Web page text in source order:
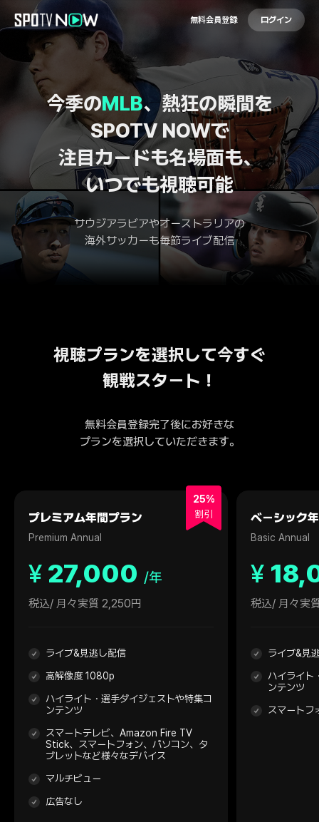
無料会員登録 ログイン
今季のMLB、熱狂の瞬間を
SPOTV NOWで
注目カードも名場面も、
いつでも視聴可能
サウジアラビアやオーストラリアの
海外サッカーも毎節ライブ配信
視聴プランを選択して今すぐ
観戦スタート！
無料会員登録完了後にお好きな
プランを選択していただきます。
25%
割引
プレミアム年間プラン
Premium Annual
¥ 27,000 /年
税込/ 月々実質 2,250円
ライブ&見逃し配信
高解像度 1080p
ハイライト・選手ダイジェストや特集コ
ンテンツ
スマートテレビ、Amazon Fire TV
Stick、スマートフォン、パソコン、タ
ブレットなど様々なデバイス
マルチビュー
広告なし
ベーシック
Basic Annual
¥
税込/ 月々実
ライブ&見
ハイライト
ンテンツ
スマートフ